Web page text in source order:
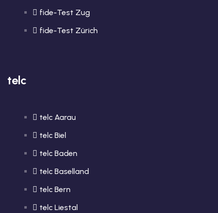
fide-Test Zug
fide-Test Zürich
telc
telc Aarau
telc Biel
telc Baden
telc Baselland
telc Bern
telc Liestal